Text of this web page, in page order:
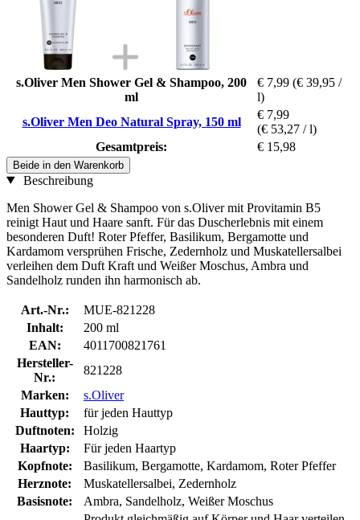
s.Oliver Men Shower Gel & Shampoo, 200
ml
€ 7,99 (€ 39,95 /
l)
s.Oliver Men Deo Natural Spray, 150 ml
€ 7,99
(€ 53,27 / l)
Gesamtpreis:
€ 15,98
Beide in den Warenkorb
Beschreibung
Men Shower Gel & Shampoo von s.Oliver mit Provitamin B5
reinigt Haut und Haare sanft. Für das Duscherlebnis mit einem
besonderen Duft! Roter Pfeffer, Basilikum, Bergamotte und
Kardamom versprühen Frische, Zedernholz und Muskatellersalbei
verleihen dem Duft Kraft und Weißer Moschus, Ambra und
Sandelholz runden ihn harmonisch ab.
Art.-Nr.:
MUE-821228
Inhalt:
200 ml
EAN:
4011700821761
Hersteller-
Nr.:
821228
Marken:
s.Oliver
Hauttyp:
für jeden Hauttyp
Duftnoten:
Holzig
Haartyp:
Für jeden Haartyp
Kopfnote:
Basilikum, Bergamotte, Kardamom, Roter Pfeffer
Herznote:
Muskatellersalbei, Zedernholz
Basisnote:
Ambra, Sandelholz, Weißer Moschus